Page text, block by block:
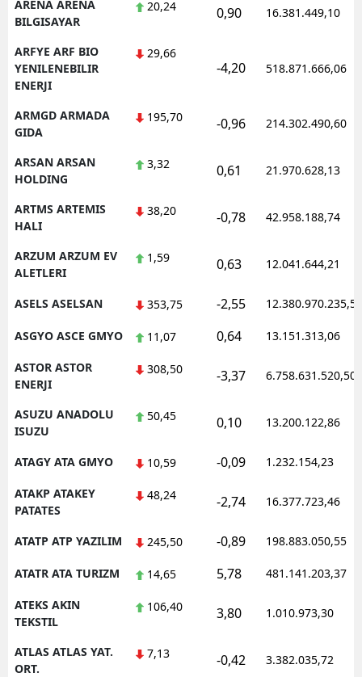
ARENA ARENA
BILGISAYAR
20,24 0,90 16.381.449,10
ARFYE ARF BIO
YENILENEBILIR
ENERJI
29,66
-4,20 518.871.666,06
ARMGD ARMADA
GIDA
195,70 -0,96 214.302.490,60
ARSAN ARSAN
HOLDING
3,32 0,61 21.970.628,13
ARTMS ARTEMIS
HALI
38,20 -0,78 42.958.188,74
ARZUM ARZUM EV
ALETLERI
1,59 0,63 12.041.644,21
ASELS ASELSAN 353,75 -2,55 12.380.970.235,50
ASGYO ASCE GMYO 11,07 0,64 13.151.313,06
ASTOR ASTOR
ENERJI
308,50 -3,37 6.758.631.520,50
ASUZU ANADOLU
ISUZU
50,45 0,10 13.200.122,86
ATAGY ATA GMYO 10,59 -0,09 1.232.154,23
ATAKP ATAKEY
PATATES
48,24 -2,74 16.377.723,46
ATATP ATP YAZILIM 245,50 -0,89 198.883.050,55
ATATR ATA TURIZM 14,65 5,78 481.141.203,37
ATEKS AKIN
TEKSTIL
106,40 3,80 1.010.973,30
ATLAS ATLAS YAT.
ORT.
7,13 -0,42 3.382.035,72